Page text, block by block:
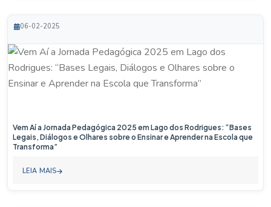
06-02-2025
Vem Aí a Jornada Pedagógica 2025 em Lago dos Rodrigues: “Bases
Legais, Diálogos e Olhares sobre o Ensinar e Aprender na Escola que
Transforma”
LEIA MAIS